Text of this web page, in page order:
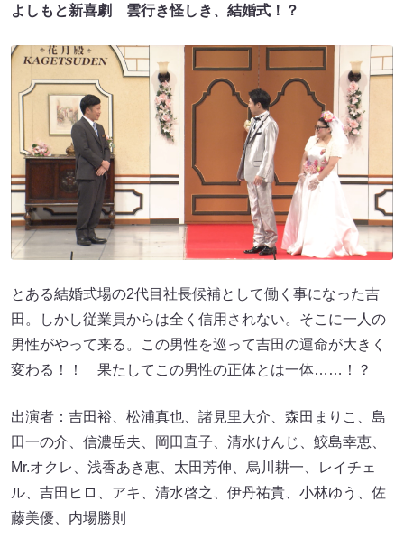
よしもと新喜劇 雲行き怪しき、結婚式！？
とある結婚式場の2代目社長候補として働く事になった吉
田。しかし従業員からは全く信用されない。そこに一人の
男性がやって来る。この男性を巡って吉田の運命が大きく
変わる！！ 果たしてこの男性の正体とは一体……！？
出演者：吉田裕、松浦真也、諸見里大介、森田まりこ、島
田一の介、信濃岳夫、岡田直子、清水けんじ、鮫島幸恵、
Mr.オクレ、浅香あき恵、太田芳伸、烏川耕一、レイチェ
ル、吉田ヒロ、アキ、清水啓之、伊丹祐貴、小林ゆう、佐
藤美優、内場勝則